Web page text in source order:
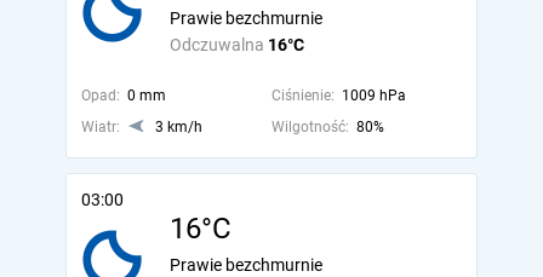
Odczuwalna 16°C
Prawie bezchmurnie
Opad: 0 mm Ciśnienie: 1009 hPa
Wiatr:
3 km/h Wilgotność: 80%
03:00
16°C
Prawie bezchmurnie